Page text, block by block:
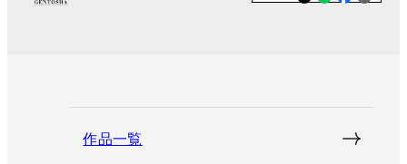
作品一覧